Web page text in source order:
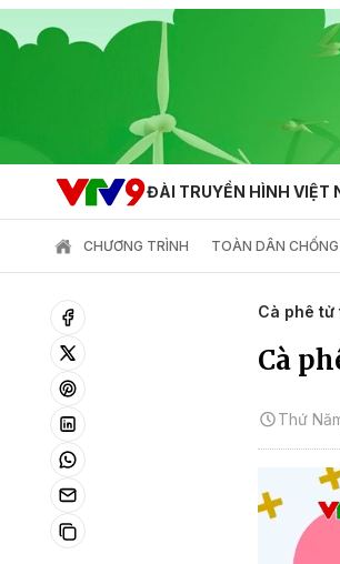
ĐÀI TRUYỀN HÌNH VIỆT
CHƯƠNG TRÌNH TOÀN DÂN
Cà phê tử
Cà
Thứ